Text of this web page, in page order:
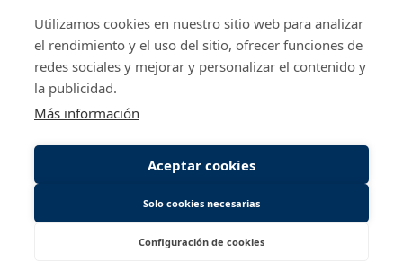
Utilizamos cookies en nuestro sitio web para analizar
el rendimiento y el uso del sitio, ofrecer funciones de
redes sociales y mejorar y personalizar el contenido y
la publicidad.
Más información
Aceptar cookies
Solo cookies necesarias
Configuración de cookies
@lumon.com Iniciar